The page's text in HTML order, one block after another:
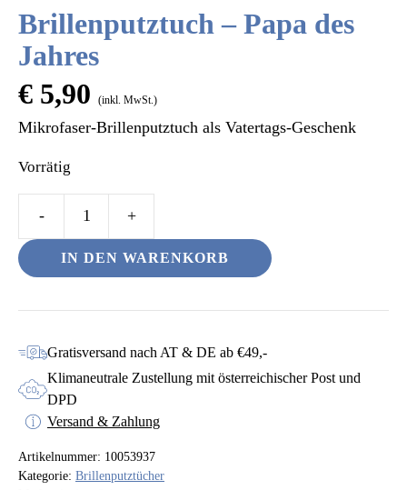
Brillenputztuch – Papa des
Jahres
€ 5,90 (inkl. MwSt.)
Mikrofaser-Brillenputztuch als Vatertags-Geschenk
Vorrätig
–
Papa
Menge
IN DEN WARENKORB
Gratisversand nach AT & DE ab €49,-
Klimaneutrale Zustellung mit österreichischer Post und
DPD
Versand & Zahlung
Artikelnummer: 10053937
Kategorie: Brillenputztücher